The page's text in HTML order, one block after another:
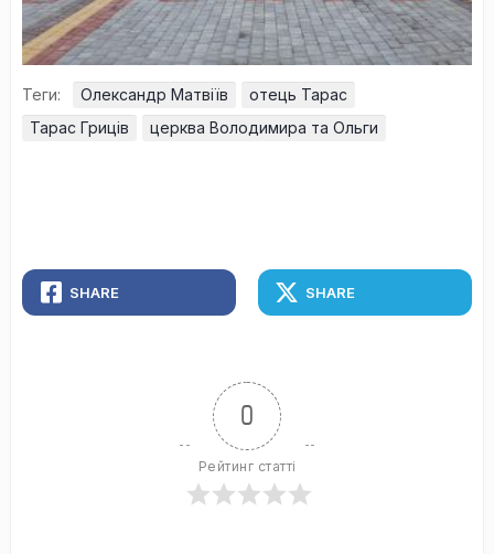
Теги: Олександр Матвіїв
отець Тарас
Тарас Гриців
церква Володимира та Ольги
SHARE SHARE
0
Рейтинг статті